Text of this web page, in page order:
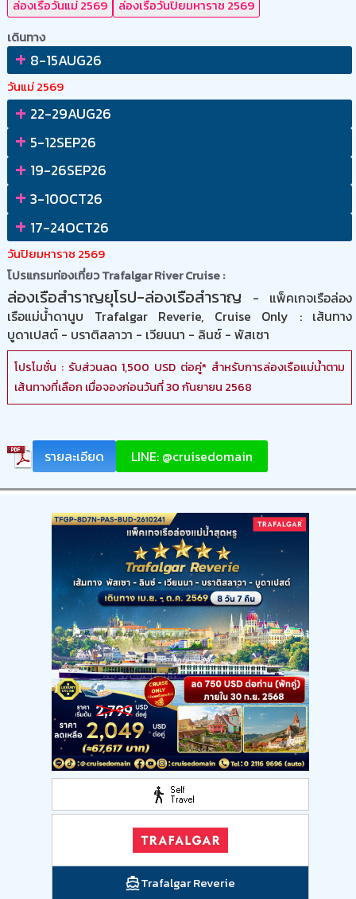
ล่องเรือวันแม่ 2569
ล่องเรือวันปิยมหาราช 2569
เดินทาง
+ 8-15AUG26
วันแม่ 2569
+ 22-29AUG26
+ 5-12SEP26
+ 19-26SEP26
+ 3-10OCT26
+ 17-24OCT26
วันปิยมหาราช 2569
โปรแกรมท่องเที่ยว Trafalgar River Cruise :
ล่องเรือสำราญยุโรป-ล่องเรือสำราญ - แพ็คเกจเรือล่อง
เรือแม่น้ำดานูบ Trafalgar Reverie, Cruise Only : เส้นทาง
บูดาเปสต์ - บราติสลาวา - เวียนนา - ลินซ์ - พัสเซา
โปรโมชั่น : รับส่วนลด 1,500 USD ต่อคู่* สำหรับการล่องเรือแม่น้ำตาม
เส้นทางที่เลือก เมื่อจองก่อนวันที่ 30 กันยายน 2568
รายละเอียด LINE: @cruisedomain
Trafalgar Reverie